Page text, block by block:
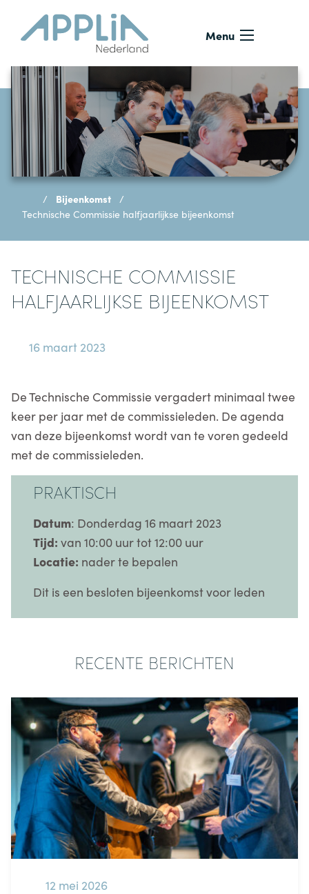
Ga naar de inhoud
Menu
Bijeenkomst
Technische Commissie halfjaarlijkse bijeenkomst
TECHNISCHE COMMISSIE
HALFJAARLIJKSE BIJEENKOMST
16 maart 2023
De Technische Commissie vergadert minimaal twee
keer per jaar met de commissieleden. De agenda
van deze bijeenkomst wordt van te voren gedeeld
met de commissieleden.
PRAKTISCH
Datum: Donderdag 16 maart 2023
Tijd: van 10:00 uur tot 12:00 uur
Locatie: nader te bepalen
Dit is een besloten bijeenkomst voor leden
RECENTE BERICHTEN
12 mei 2026